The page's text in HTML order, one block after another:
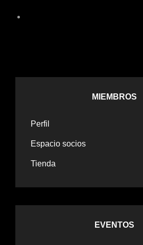
MIEMBROS
Perfil
Espacio socios
Tienda
EVENTOS